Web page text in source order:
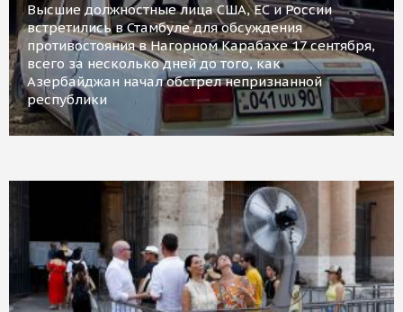
Высшие должностные лица США, ЕС и России
встретились в Стамбуле для обсуждения
противостояния в Нагорном Карабахе 17 сентября,
всего за несколько дней до того, как
Азербайджан начал обстрел непризнанной
республики